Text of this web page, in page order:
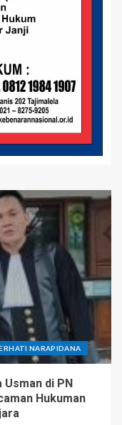
NARAPIDANA
di PN
Hukuman